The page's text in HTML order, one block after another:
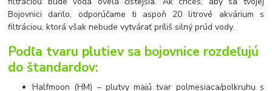
Bojovnici darilo, odporúčame ti aspoň 20 litrové akvárium s
filtráciou, ktorá však nebude vytvárať príliš silný prúd vody.
Podľa tvaru plutiev sa bojovnice rozdeľujú
do štandardov:
Halfmoon (HM) – plutvy majú tvar polmesiaca/polkruhu s